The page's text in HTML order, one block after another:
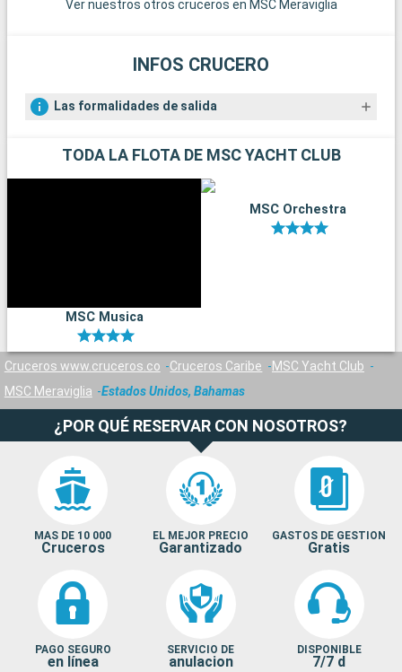
Ver nuestros otros cruceros en MSC Meraviglia
INFOS CRUCERO
Las formalidades de salida
TODA LA FLOTA DE MSC YACHT CLUB
MSC Musica
MSC Orchestra
Cruceros www.cruceros.co Cruceros Caribe
MSC Yacht Club
MSC Meraviglia
Estados Unidos, Bahamas
¿POR QUÉ RESERVAR CON NOSOTROS?
MAS DE 10 000
Cruceros
EL MEJOR PRECIO
Garantizado
GASTOS DE GESTION
Gratis
PAGO SEGURO
en línea
SERVICIO DE
anulacion
DISPONIBLE
7/7 d